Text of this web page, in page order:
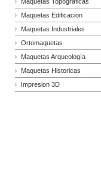
Maquetas Edificacion
Maquetas Industriales
Ortomaquetas
Maquetas Arqueología
Maquetas Historicas
Impresion 3D